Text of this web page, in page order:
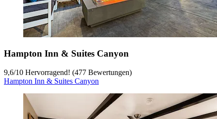
Hampton Inn & Suites Canyon
9,6/10 Hervorragend! (477 Bewertungen)
Hampton Inn & Suites Canyon